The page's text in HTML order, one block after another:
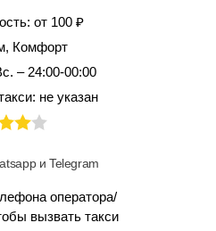
от 100 ₽
Комфорт
– 24:00-00:00
не указан
и Telegram
оператора/
вызвать такси